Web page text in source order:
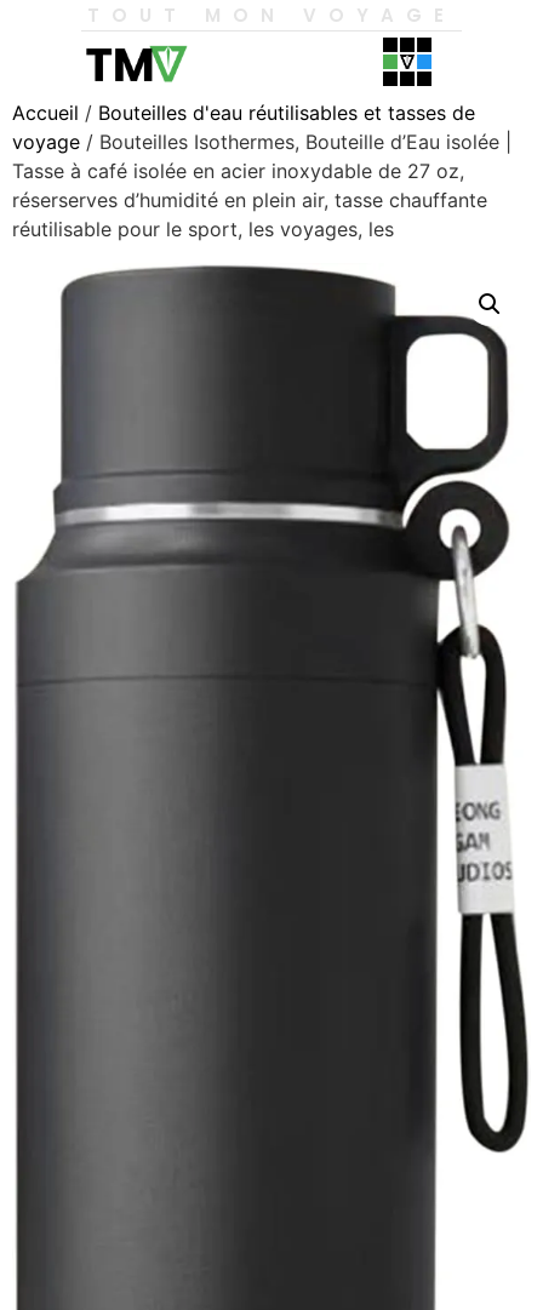
TOUT MON VOYAGE
Accueil / Bouteilles d'eau réutilisables et tasses de
voyage / Bouteilles Isothermes, Bouteille d’Eau isolée |
Tasse à café isolée en acier inoxydable de 27 oz,
réserserves d’humidité en plein air, tasse chauffante
réutilisable pour le sport, les voyages, les